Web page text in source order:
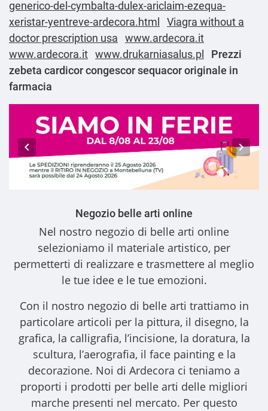
generico-del-cymbalta-dulex-ariclaim-ezequa-
xeristar-yentreve-ardecora.html
Viagra without a
doctor prescription usa
www.ardecora.it
www.ardecora.it www.drukarniasalus.pl
Prezzi
zebeta cardicor congescor sequacor originale in
farmacia
Negozio belle arti online
Nel nostro negozio di belle arti online
selezioniamo il materiale artistico, per
permetterti di realizzare e trasmettere al meglio
le tue idee e le tue emozioni.
Con il nostro negozio di belle arti trattiamo in
particolare articoli per la pittura, il disegno, la
grafica, la calligrafia, l’incisione, la doratura, la
scultura, l’aerografia, il face painting e la
decorazione. Noi di Ardecora ci teniamo a
proporti i prodotti per belle arti delle migliori
marche presenti nel mercato. Per questo